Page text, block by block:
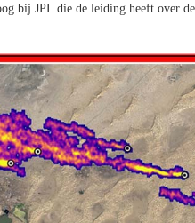
bij JPL die de leiding heeft over